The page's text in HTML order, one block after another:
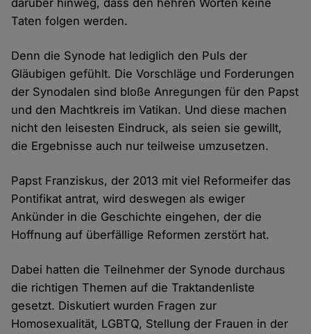
darüber hinweg, dass den hehren Worten keine
Taten folgen werden.
Denn die Synode hat lediglich den Puls der
Gläubigen gefühlt. Die Vorschläge und Forderungen
der Synodalen sind bloße Anregungen für den Papst
und den Machtkreis im Vatikan. Und diese machen
nicht den leisesten Eindruck, als seien sie gewillt,
die Ergebnisse auch nur teilweise umzusetzen.
Papst Franziskus, der 2013 mit viel Reformeifer das
Pontifikat antrat, wird deswegen als ewiger
Ankünder in die Geschichte eingehen, der die
Hoffnung auf überfällige Reformen zerstört hat.
Dabei hatten die Teilnehmer der Synode durchaus
die richtigen Themen auf die Traktandenliste
gesetzt. Diskutiert wurden Fragen zur
Homosexualität, LGBTQ, Stellung der Frauen in der